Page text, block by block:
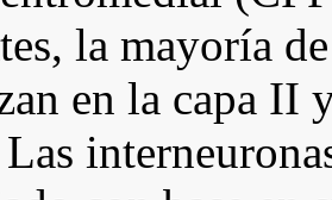
la mayoría
en la capa II